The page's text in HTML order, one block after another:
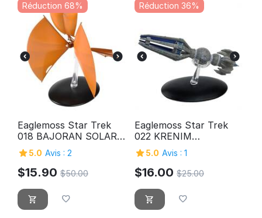
Réduction 68%
Eaglemoss Star Trek
018 BAJORAN SOLAR
SAILOR
5.0 Avis : 2
$15.90 $50.00
Réduction 36%
Eaglemoss Star Trek
022 KRENIM
TEMPORAL WEAPON
SHIP
5.0 Avis : 1
$16.00 $25.00